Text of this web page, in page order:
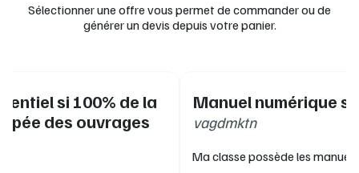
Sélectionner une offre vous permet de commander ou de
générer un devis depuis votre panier.
si 100% de la
des ouvrages
Manuel numérique
vagdmktn
Ma classe possède les